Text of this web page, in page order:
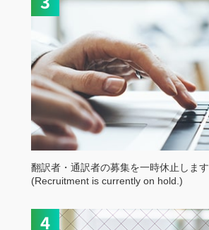
翻訳者・通訳者の募集を一時休止します
(Recruitment is currently on hold.)